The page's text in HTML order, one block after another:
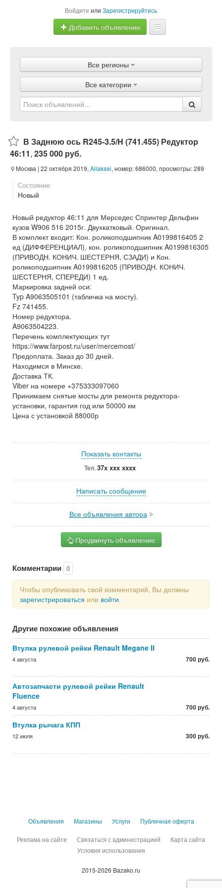
Войдите или Зарегистрируйтесь
Добавить объявление
Объявления
Магазины
Услуги
Все регионы
Все категории
В Заднюю ось R245-3.5/H (741.455) Редуктор
46:11, 235 000 руб.
Москва | 22 октября 2019, Aliaksei, номер: 686000, просмотры: 289
Состояние:
Новый
Новый редуктор 46:11 для Мерседес Спринтер Дельфин
кузов W906 516 2015г. Двухкатковый. Оригинал.
В комплект входит: Кон. роликоподшипник A0199816405 2
ед (ДИФФЕРЕНЦИАЛ), кон. роликоподшипник A0199816305
(ПРИВОДН. КОНИЧ. ШЕСТЕРНЯ, СЗАДИ) и Кон.
роликоподшипник A0199816205 (ПРИВОДН. КОНИЧ.
ШЕСТЕРНЯ, СПЕРЕДИ) 1 ед.
Маркировка задней оси:
Typ A9063505101 (табличка на мосту).
Fz 741455.
Номер редуктора.
A9063504223.
Перечень комплектующих тут
https://www.farpost.ru/user/mercemost/
Предоплата. Заказ до 30 дней.
Находимся в Минске.
Доставка ТК.
Viber на номере +375333097060
Принимаем снятые мосты для ремонта редуктора-
установки, гарантия год или 50000 км
Цена с установкой 88000р
Показать контакты
Тел. 37x xxx xxxx
Написать сообщение
Все объявления автора
Продвинуть объявление
Комментарии 0
Чтобы опубликовать свой комментарий, Вы должны
зарегистрироваться или войти.
Другие похожие объявления
Втулка рулевой рейки Renault Megane II
4 августа 700 руб.
Автозапчасти рулевой рейки Renault
Fluence
4 августа 700 руб.
Втулка рычага КПП
12 июля 300 руб.
Объявления Магазины Услуги Публичная оферта
Реклама на сайте Связаться с администрацией
Карта сайта
Условия использования
2015-2026 Bazako.ru